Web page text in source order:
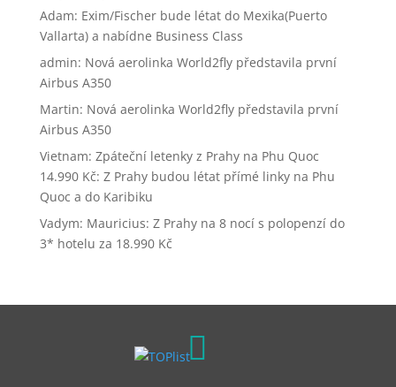
Adam: Exim/Fischer bude létat do Mexika(Puerto
Vallarta) a nabídne Business Class
admin: Nová aerolinka World2fly představila první
Airbus A350
Martin: Nová aerolinka World2fly představila první
Airbus A350
Vietnam: Zpáteční letenky z Prahy na Phu Quoc
14.990 Kč: Z Prahy budou létat přímé linky na Phu
Quoc a do Karibiku
Vadym: Mauricius: Z Prahy na 8 nocí s polopenzí do
3* hotelu za 18.990 Kč
